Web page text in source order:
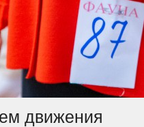
движения